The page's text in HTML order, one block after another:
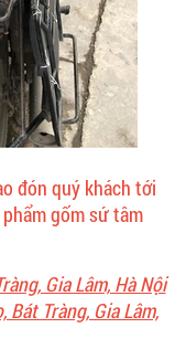
đón quý khách tới
gốm sứ tâm
Gia Lâm, Hà Nội
Bát Tràng, Gia Lâm,